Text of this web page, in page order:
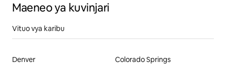
Maeneo ya kuvinjari
Vituo vya karibu
Denver
Colorado Springs